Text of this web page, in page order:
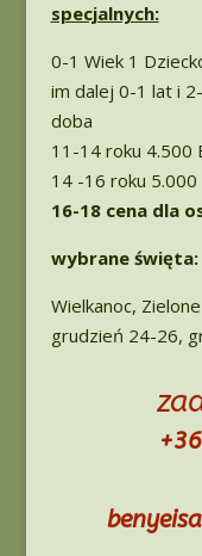
specjalnych:
0-1 Wiek 1
im dalej 0-1 lat i
doba
11-14 roku 4.500
14 -16 roku
16-18 cena dla
wybrane święta:
Wielkanoc,
grudzień 24-26,